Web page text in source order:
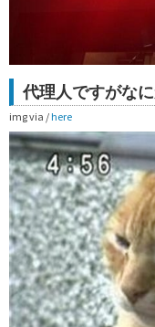
代理人ですがな
img via / here